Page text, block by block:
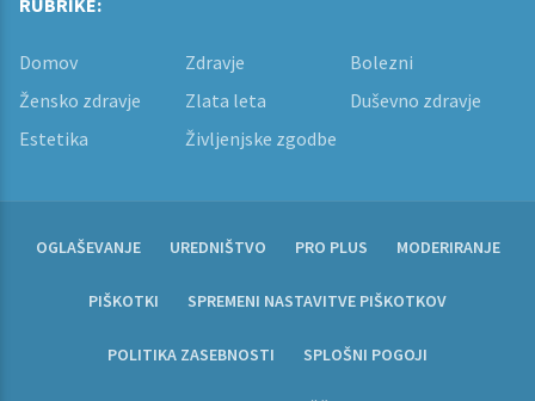
Domov Zdravje
Bolezni
Žensko zdravje
Zlata leta
Duševno zdravje
Estetika
Življenjske zgodbe
OGLAŠEVANJE UREDNIŠTVO PRO PLUS MODERIRANJE
PIŠKOTKI SPREMENI NASTAVITVE PIŠKOTKOV
POLITIKA ZASEBNOSTI SPLOŠNI POGOJI